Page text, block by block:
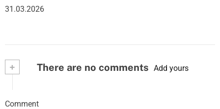
31.03.2026
+ There are no comments Add yours
Comment